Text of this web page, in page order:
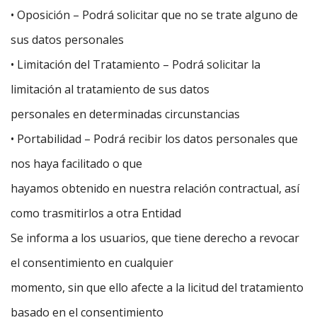
• Oposición – Podrá solicitar que no se trate alguno de
sus datos personales
• Limitación del Tratamiento – Podrá solicitar la
limitación al tratamiento de sus datos
personales en determinadas circunstancias
• Portabilidad – Podrá recibir los datos personales que
nos haya facilitado o que
hayamos obtenido en nuestra relación contractual, así
como trasmitirlos a otra Entidad
Se informa a los usuarios, que tiene derecho a revocar
el consentimiento en cualquier
momento, sin que ello afecte a la licitud del tratamiento
basado en el consentimiento